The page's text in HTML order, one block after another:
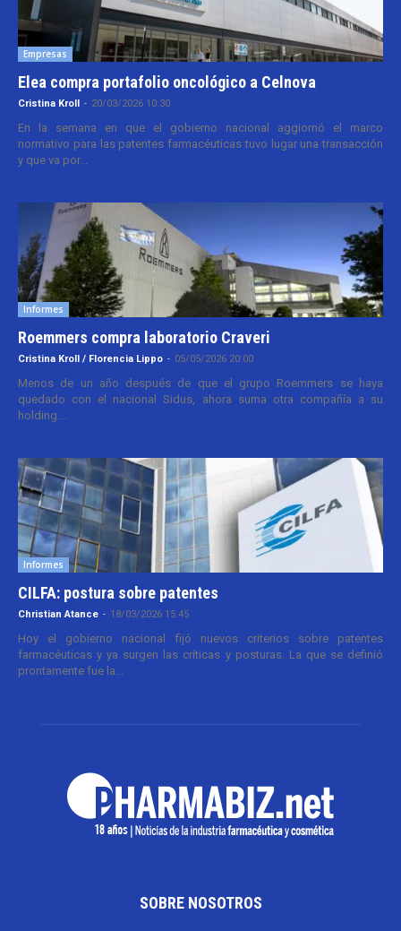
Empresas
Elea compra portafolio oncológico a Celnova
Cristina Kroll - 20/03/2026 10:30
En la semana en que el gobierno nacional aggiornó el marco
normativo para las patentes farmacéuticas tuvo lugar una transacción
y que va por...
Informes
Roemmers compra laboratorio Craveri
Cristina Kroll / Florencia Lippo - 05/05/2026 20:00
Menos de un año después de que el grupo Roemmers se haya
quedado con el nacional Sidus, ahora suma otra compañía a su
holding....
Informes
CILFA: postura sobre patentes
Christian Atance - 18/03/2026 15:45
Hoy el gobierno nacional fijó nuevos criterios sobre patentes
farmacéuticas y ya surgen las críticas y posturas. La que se definió
prontamente fue la...
SOBRE NOSOTROS